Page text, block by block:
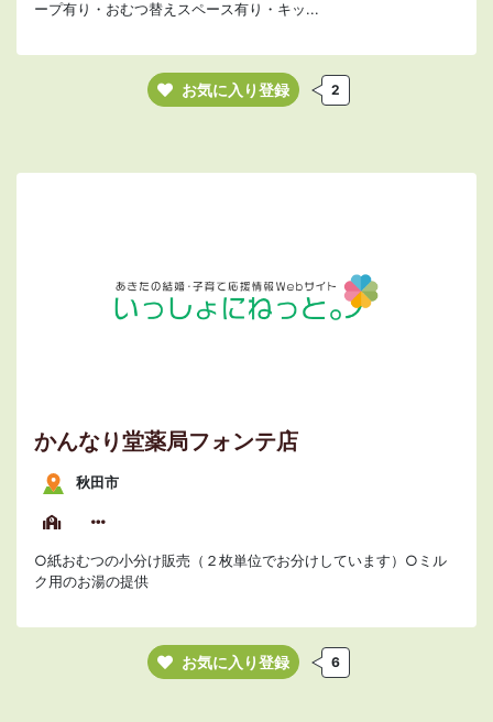
ープ有り・おむつ替えスペース有り・キッ...
お気に入り登録 2
かんなり堂薬局フォンテ店
秋田市
○紙おむつの小分け販売（２枚単位でお分けしています）○ミル
ク用のお湯の提供
お気に入り登録 6